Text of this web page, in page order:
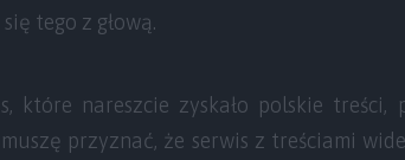
tego z głową.
które nareszcie zyskało polskie
przyznać, że serwis z treściami